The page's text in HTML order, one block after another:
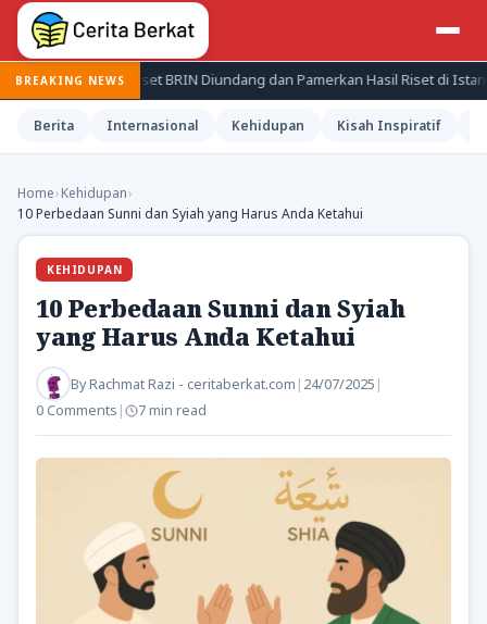
BREAKING NEWS
BRIN Diundang dan Pamerkan Hasil Riset di Istana
Berita Internasional Kehidupan Kisah Inspiratif
Home›Kehidupan›
10 Perbedaan Sunni dan Syiah yang Harus Anda Ketahui
KEHIDUPAN
10 Perbedaan Sunni dan Syiah
yang Harus Anda Ketahui
ByRachmat Razi - ceritaberkat.com | 24/07/2025 |
0 Comments | 7 min read